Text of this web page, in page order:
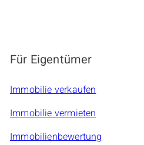
Für Eigentümer
Immobilie verkaufen
Immobilie vermieten
Immobilienbewertung